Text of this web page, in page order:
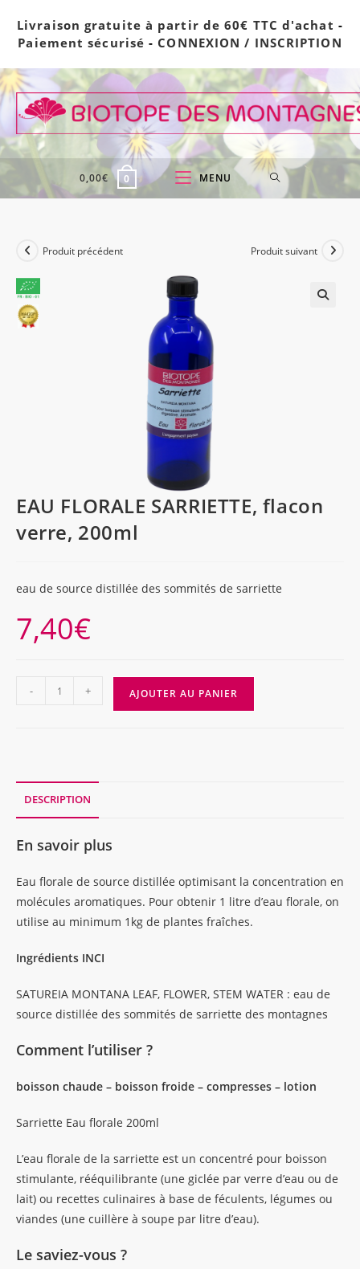
content
Livraison gratuite à partir de 60€ TTC d'achat -
Paiement sécurisé - CONNEXION / INSCRIPTION
0,00€ 0 MENU
Produit précédent Produit suivant
EAU FLORALE SARRIETTE, flacon
verre, 200ml
eau de source distillée des sommités de sarriette
7,40€
quantité
flacon
verre,
- + AJOUTER AU PANIER
DESCRIPTION
En savoir plus
Eau florale de source distillée optimisant la concentration en
molécules aromatiques. Pour obtenir 1 litre d’eau florale, on
utilise au minimum 1kg de plantes fraîches.
Ingrédients INCI
SATUREIA MONTANA LEAF, FLOWER, STEM WATER : eau de
source distillée des sommités de sarriette des montagnes
Comment l’utiliser ?
boisson chaude – boisson froide – compresses – lotion
Sarriette Eau florale 200ml
L’eau florale de la sarriette est un concentré pour boisson
stimulante, rééquilibrante (une giclée par verre d’eau ou de
lait) ou recettes culinaires à base de féculents, légumes ou
viandes (une cuillère à soupe par litre d’eau).
Le saviez-vous ?